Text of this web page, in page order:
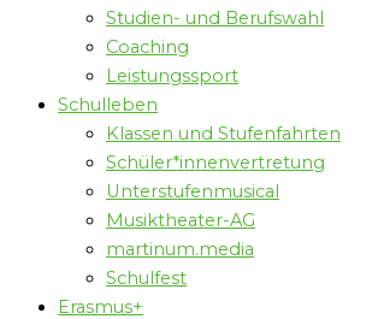
Studien- und Berufswahl
Coaching
Leistungssport
Schulleben
Klassen und Stufenfahrten
Schüler*innenvertretung
Unterstufenmusical
Musiktheater-AG
martinum.media
Schulfest
Erasmus+